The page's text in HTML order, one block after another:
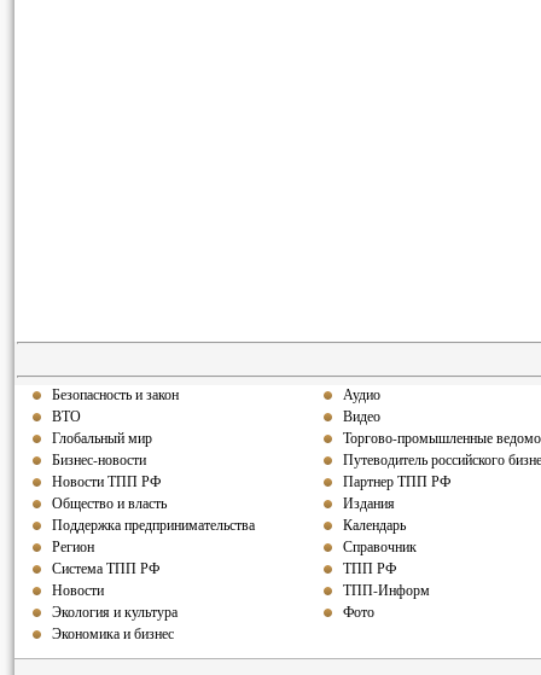
Безопасность и закон
ВТО
Глобальный мир
Бизнес-новости
Новости ТПП РФ
Общество и власть
Поддержка предпринимательства
Регион
Система ТПП РФ
Новости
Экология и культура
Экономика и бизнес
Аудио
Видео
Торгово-промышленные
Путеводитель российского
Партнер ТПП РФ
Издания
Календарь
Справочник
ТПП РФ
ТПП-Информ
Фото